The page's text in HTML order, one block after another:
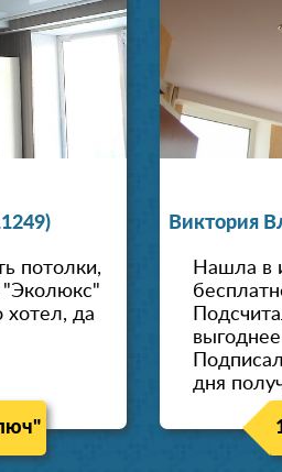
потолки,
"Эколюкс"
хотел, да
Виктория
Нашла в
дня